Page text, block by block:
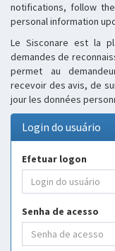
notifications, follow
personal information
Le Sisconare est la
demandes de
permet au
recevoir des avis, de
jour les données
Login do usuário
Efetuar logon
Senha de acesso